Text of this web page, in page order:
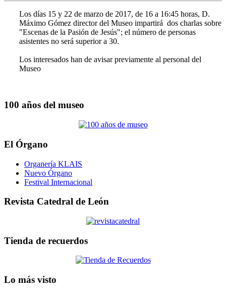
Los días 15 y 22 de marzo de 2017, de 16 a 16:45 horas, D.
Máximo Gómez director del Museo impartirá dos charlas sobre
"Escenas de la Pasión de Jesús"; el número de personas
asistentes no será superior a 30.
Los interesados han de avisar previamente al personal del
Museo
100 años del museo
El Órgano
Organería KLAIS
Nuevo Órgano
Festival Internacional
Revista Catedral de León
Tienda de recuerdos
Lo más visto